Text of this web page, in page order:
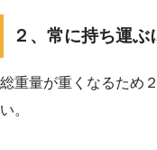
２、常に持ち運ぶ
総重量が重くなるため
い。